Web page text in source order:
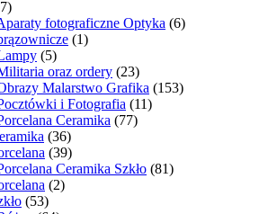
fotograficzne Optyka (6)
(1)
(5)
oraz ordery (23)
Malarstwo Grafika (153)
i Fotografia (11)
Ceramika (77)
(36)
(39)
Ceramika Szkło (81)
(2)
(53)